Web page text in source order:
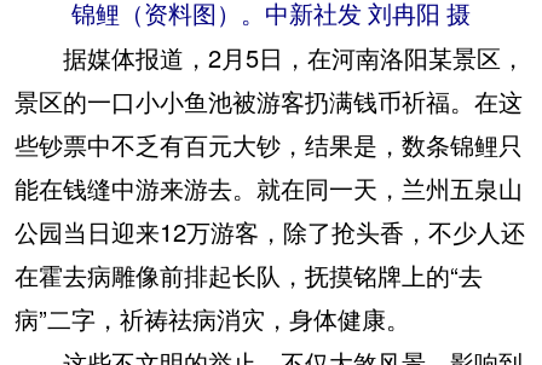
锦鲤（资料图）。中新社发 刘冉阳 摄
据媒体报道，2月5日，在河南洛阳某景区，
景区的一口小小鱼池被游客扔满钱币祈福。在这
些钞票中不乏有百元大钞，结果是，数条锦鲤只
能在钱缝中游来游去。就在同一天，兰州五泉山
公园当日迎来12万游客，除了抢头香，不少人还
在霍去病雕像前排起长队，抚摸铭牌上的“去
病”二字，祈祷祛病消灾，身体健康。